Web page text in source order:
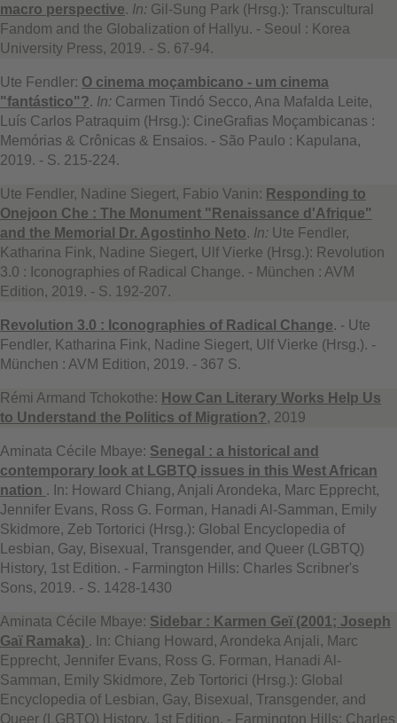
macro perspective. In: Gil-Sung Park (Hrsg.): Transcultural
Fandom and the Globalization of Hallyu. - Seoul : Korea
University Press, 2019. - S. 67-94.
Ute Fendler: O cinema moçambicano - um cinema
"fantástico"?. In: Carmen Tindó Secco, Ana Mafalda Leite,
Luís Carlos Patraquim (Hrsg.): CineGrafias Moçambicanas :
Memórias & Crônicas & Ensaios. - São Paulo : Kapulana,
2019. - S. 215-224.
Ute Fendler, Nadine Siegert, Fabio Vanin: Responding to
Onejoon Che : The Monument "Renaissance d'Afrique"
and the Memorial Dr. Agostinho Neto. In: Ute Fendler,
Katharina Fink, Nadine Siegert, Ulf Vierke (Hrsg.): Revolution
3.0 : Iconographies of Radical Change. - München : AVM
Edition, 2019. - S. 192-207.
Revolution 3.0 : Iconographies of Radical Change. - Ute
Fendler, Katharina Fink, Nadine Siegert, Ulf Vierke (Hrsg.). -
München : AVM Edition, 2019. - 367 S.
Rémi Armand Tchokothe: How Can Literary Works Help Us
to Understand the Politics of Migration?, 2019
Aminata Cécile Mbaye: Senegal : a historical and
contemporary look at LGBTQ issues in this West African
nation . In: Howard Chiang, Anjali Arondeka, Marc Epprecht,
Jennifer Evans, Ross G. Forman, Hanadi Al-Samman, Emily
Skidmore, Zeb Tortorici (Hrsg.): Global Encyclopedia of
Lesbian, Gay, Bisexual, Transgender, and Queer (LGBTQ)
History, 1st Edition. - Farmington Hills: Charles Scribner's
Sons, 2019. - S. 1428-1430
Aminata Cécile Mbaye: Sidebar : Karmen Geï (2001; Joseph
Gaï Ramaka) . In: Chiang Howard, Arondeka Anjali, Marc
Epprecht, Jennifer Evans, Ross G. Forman, Hanadi Al-
Samman, Emily Skidmore, Zeb Tortorici (Hrsg.): Global
Encyclopedia of Lesbian, Gay, Bisexual, Transgender, and
Queer (LGBTQ) History, 1st Edition. - Farmington Hills: Charles